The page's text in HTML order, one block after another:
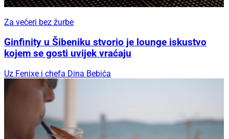
Za večeri bez žurbe
Ginfinity u Šibeniku stvorio je lounge iskustvo
kojem se gosti uvijek vraćaju
Uz Fenixe i chefa Dina Bebića